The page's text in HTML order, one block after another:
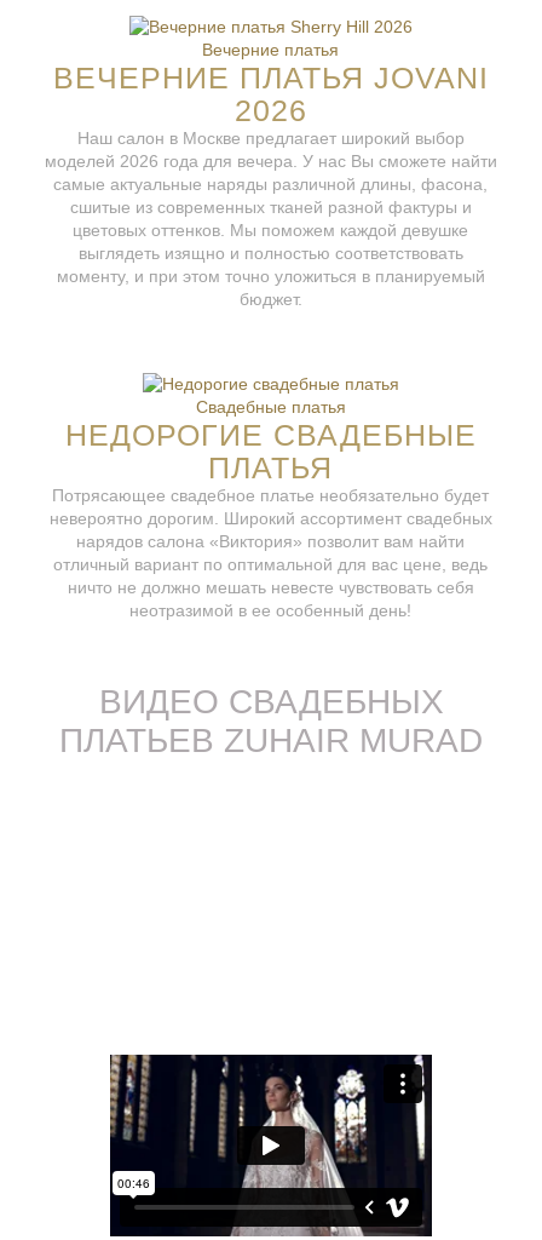
Вечерние платья
ВЕЧЕРНИЕ ПЛАТЬЯ JOVANI
2026
Наш салон в Москве предлагает широкий выбор
моделей 2026 года для вечера. У нас Вы сможете найти
самые актуальные наряды различной длины, фасона,
сшитые из современных тканей разной фактуры и
цветовых оттенков. Мы поможем каждой девушке
выглядеть изящно и полностью соответствовать
моменту, и при этом точно уложиться в планируемый
бюджет.
Свадебные платья
НЕДОРОГИЕ СВАДЕБНЫЕ
ПЛАТЬЯ
Потрясающее свадебное платье необязательно будет
невероятно дорогим. Широкий ассортимент свадебных
нарядов салона «Виктория» позволит вам найти
отличный вариант по оптимальной для вас цене, ведь
ничто не должно мешать невесте чувствовать себя
неотразимой в ее особенный день!
ВИДЕО СВАДЕБНЫХ
ПЛАТЬЕВ ZUHAIR MURAD